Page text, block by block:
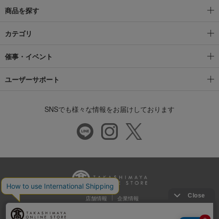
商品を探す
カテゴリ
催事・イベント
ユーザーサポート
SNSでも様々な情報をお届けしております
店舗情報 企業情報